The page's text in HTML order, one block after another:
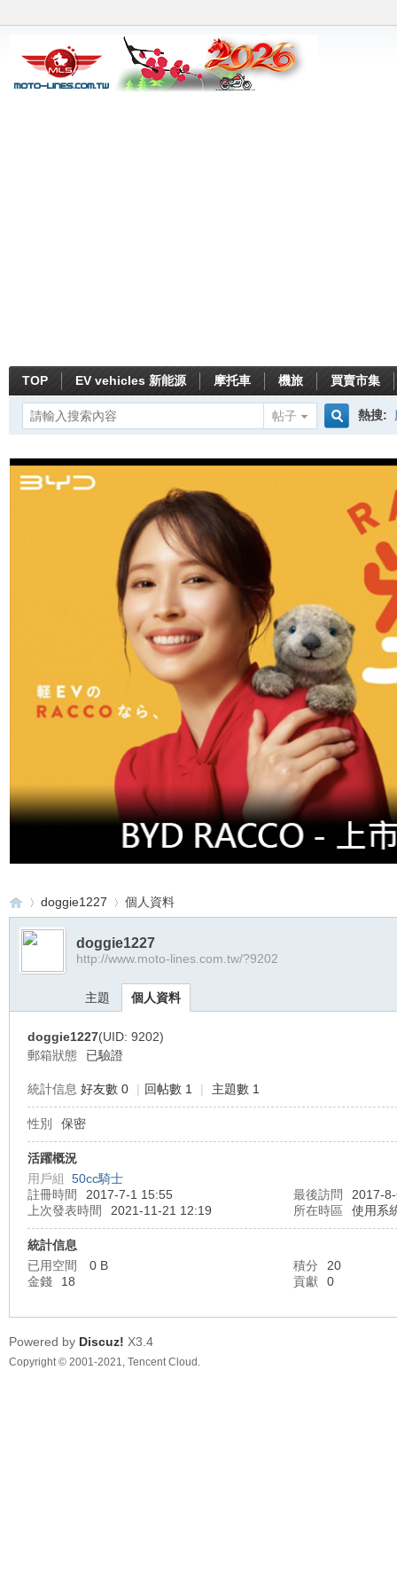
TOP EV vehicles 新能源 摩托車 機旅 買賣市集
帖子
熱搜:
›
doggie1227 個人資料
doggie1227
http://www.moto-lines.com.tw/?9202
主題 個人資料
doggie1227(UID: 9202)
郵箱狀態
已驗證
統計信息 好友數 0 | 回帖數 1 | 主題數 1
性別 保密
活躍概況
用戶組 50cc騎士
註冊時間
2017-7-1 15:55 最後訪問
2017-
上次發表時間
2021-11-21 12:19 所在時區 使用系
統計信息
已用空間
0 B 積分
20
金錢
18 貢獻 0
Powered by Discuz! X3.4
Copyright © 2001-2021, Tencent Cloud.